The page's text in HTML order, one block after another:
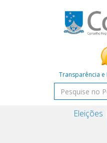
Transparência e
Eleições